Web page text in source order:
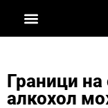
Граници
алкохол